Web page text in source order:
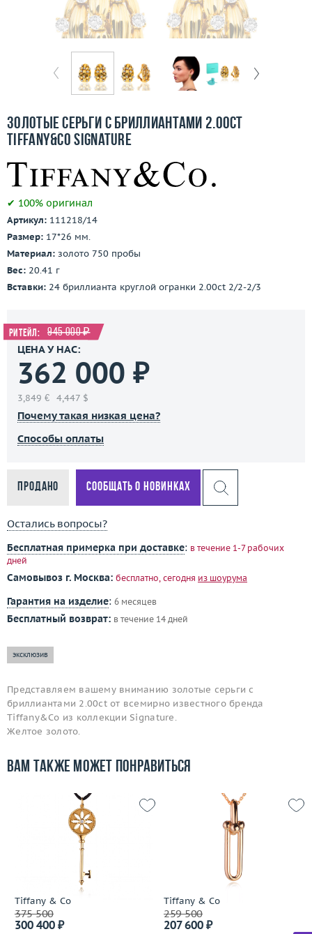
Бесплатная доставка
Покупка и оплата
О компании
Контакты
3D-тур по шоуруму
Золотые серьги с бриллиантами 2.00ct
Tiffany&Co Signature
✔ 100% оригинал
Артикул: 111218/14
Размер: 17*26 мм.
Материал: золото 750 пробы
Вес: 20.41 г
Вставки: 24 бриллианта круглой огранки 2.00ct 2/2-2/3
Ритейл: 945 000 ₽
ЦЕНА У НАС:
362 000 ₽
3,849 € 4,447 $
Почему такая низкая цена?
Способы оплаты
Продано Сообщать о новинках
Остались вопросы?
Бесплатная примерка при доставке: в течение 1-7 рабочих
дней
Самовывоз г. Москва: бесплатно, сегодня из шоурума
Гарантия на изделие: 6 месяцев
Бесплатный возврат: в течение 14 дней
эксклюзив
Представляем вашему вниманию золотые серьги с
бриллиантами 2.00ct от всемирно известного бренда
Tiffany&Co из коллекции Signature.
Желтое золото.
Вам также может понравиться
Tiffany & Co
375 500
300 400 ₽
Tiffany & Co
259 500
207 600 ₽